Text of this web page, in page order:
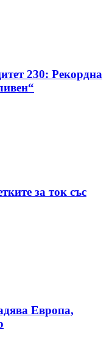
230: Рекордна
за ток със
Европа,